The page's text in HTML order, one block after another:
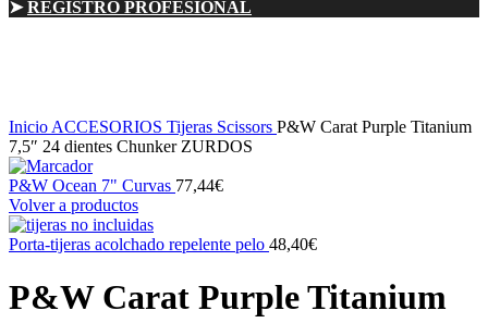
➤REGISTRO PROFESIONAL
Inicio ACCESORIOS Tijeras Scissors P&W Carat Purple Titanium
7,5″ 24 dientes Chunker ZURDOS
P&W Ocean 7" Curvas 77,44€
Volver a productos
Porta-tijeras acolchado repelente pelo 48,40€
P&W Carat Purple Titanium